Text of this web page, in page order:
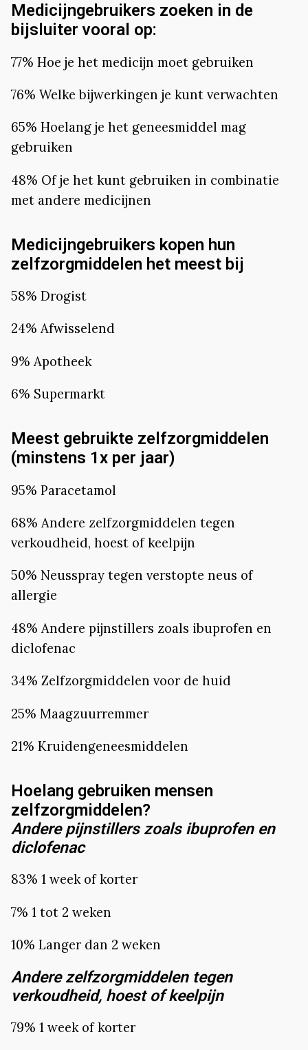
Medicijngebruikers zoeken in de
bijsluiter vooral op:
77% Hoe je het medicijn moet gebruiken
76% Welke bijwerkingen je kunt verwachten
65% Hoelang je het geneesmiddel mag
gebruiken
48% Of je het kunt gebruiken in combinatie
met andere medicijnen
Medicijngebruikers kopen hun
zelfzorgmiddelen het meest bij
58% Drogist
24% Afwisselend
9% Apotheek
6% Supermarkt
Meest gebruikte zelfzorgmiddelen
(minstens 1x per jaar)
95% Paracetamol
68% Andere zelfzorgmiddelen tegen
verkoudheid, hoest of keelpijn
50% Neusspray tegen verstopte neus of
allergie
48% Andere pijnstillers zoals ibuprofen en
diclofenac
34% Zelfzorgmiddelen voor de huid
25% Maagzuurremmer
21% Kruidengeneesmiddelen
Hoelang gebruiken mensen
zelfzorgmiddelen?
Andere pijnstillers zoals ibuprofen en
diclofenac
83% 1 week of korter
7% 1 tot 2 weken
10% Langer dan 2 weken
Andere zelfzorgmiddelen tegen
verkoudheid, hoest of keelpijn
79% 1 week of korter